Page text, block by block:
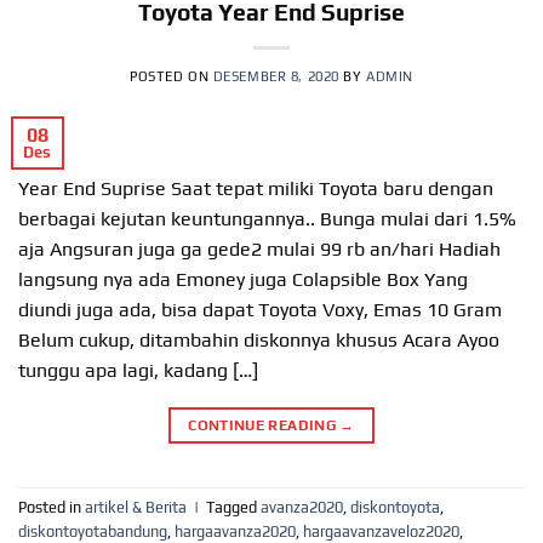
Toyota Year End Suprise
POSTED ON DESEMBER 8, 2020 BY ADMIN
08
Des
Year End Suprise Saat tepat miliki Toyota baru dengan
berbagai kejutan keuntungannya.. Bunga mulai dari 1.5%
aja Angsuran juga ga gede2 mulai 99 rb an/hari Hadiah
langsung nya ada Emoney juga Colapsible Box Yang
diundi juga ada, bisa dapat Toyota Voxy, Emas 10 Gram
Belum cukup, ditambahin diskonnya khusus Acara Ayoo
tunggu apa lagi, kadang […]
CONTINUE READING →
Posted in artikel & Berita | Tagged avanza2020, diskontoyota,
diskontoyotabandung, hargaavanza2020, hargaavanzaveloz2020,